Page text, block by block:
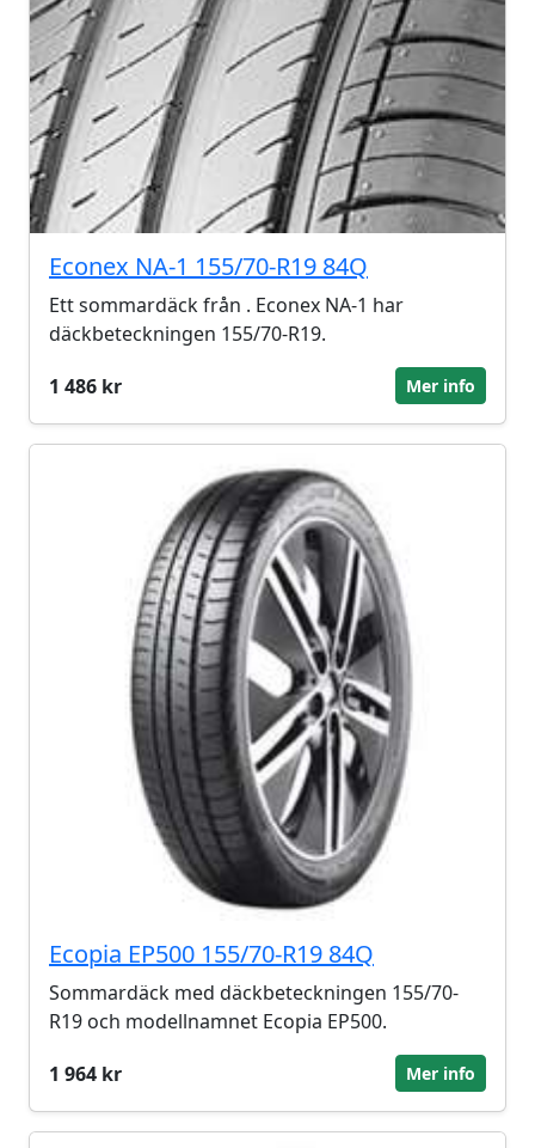
Econex NA-1 155/70-R19 84Q
Ett sommardäck från . Econex NA-1 har
däckbeteckningen 155/70-R19.
1 486 kr
Mer info
Ecopia EP500 155/70-R19 84Q
Sommardäck med däckbeteckningen 155/70-
R19 och modellnamnet Ecopia EP500.
1 964 kr
Mer info